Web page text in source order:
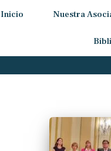
Inicio Nuestra